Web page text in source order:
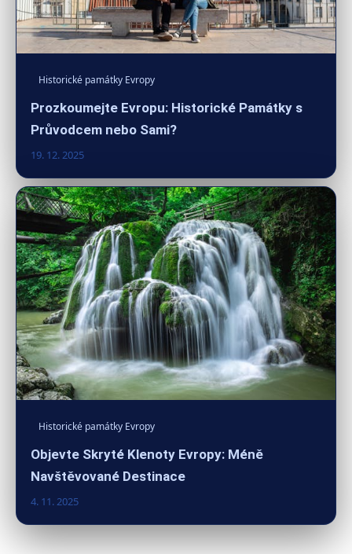
Historické památky Evropy
Prozkoumejte Evropu: Historické Památky s
Průvodcem nebo Sami?
19. 12. 2025
Historické památky Evropy
Objevte Skryté Klenoty Evropy: Méně
Navštěvované Destinace
4. 11. 2025